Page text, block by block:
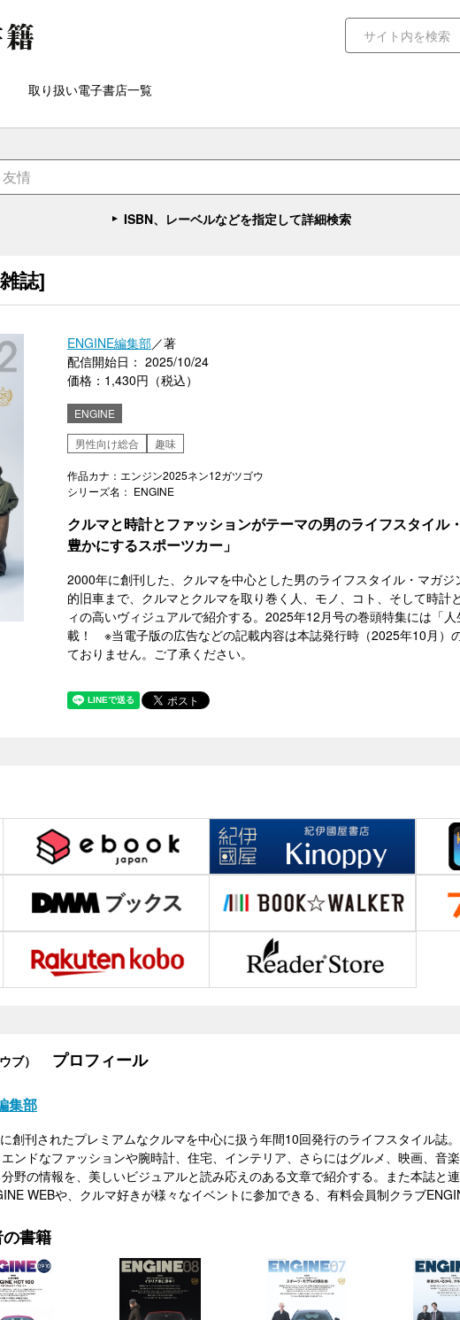
取り扱い電子書店一覧
ISBN、レーベルなどを指定して詳細検索
誌]
ENGINE編集部／著
配信開始日： 2025/10/24
価格：1,430円（税込）
ENGINE
男性向け総合
趣味
作品カナ：エンジン2025ネン12ガツゴウ
シリーズ名： ENGINE
クルマと時計とファッションがテーマの男のライフスタイル
豊かにするスポーツカー」
2000年に創刊した、クルマを中心とした男のライフスタイル・マガ
的旧車まで、クルマとクルマを取り巻く人、モノ、コト、そして時計
ィの高いヴィジュアルで紹介する。2025年12月号の巻頭特集には「
載！ ※当電子版の広告などの記載内容は本誌発行時（2025年10月）
ておりません。ご了承ください。
ブ） プロフィール
集部
創刊されたプレミアムなクルマを中心に扱う年間10回発行のライフスタイル誌
ンドなファッションや腕時計、住宅、インテリア、さらにはグルメ、映画、音
野の情報を、美しいビジュアルと読み応えのある文章で紹介する。また本誌と
WEBや、クルマ好きが様々なイベントに参加できる、有料会員制クラブ
書籍